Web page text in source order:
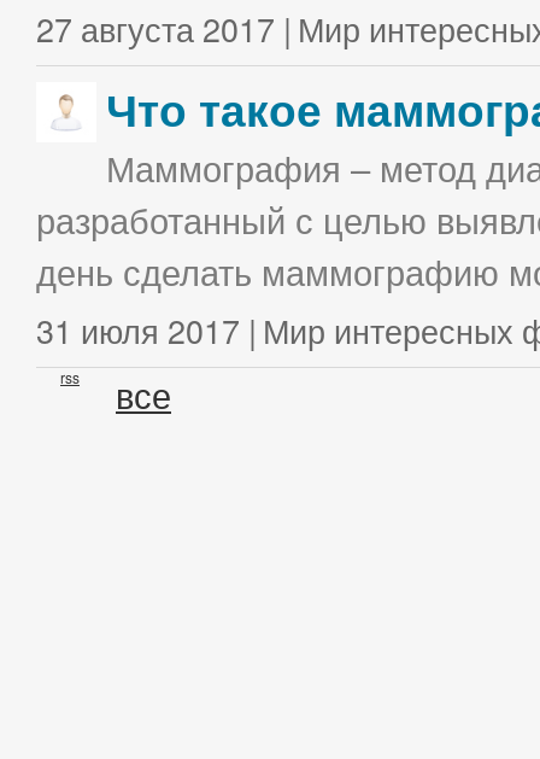
27 августа 2017 | Мир
Что такое
Маммография – метод
разработанный с целью
день сделать маммографию
31 июля 2017 | Мир интересных
rss все